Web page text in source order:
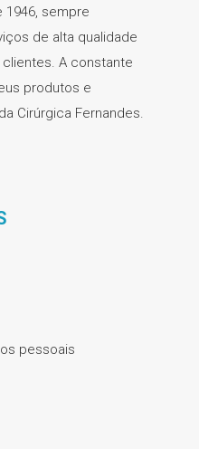
sempre
de alta qualidade
A constante
produtos e
Cirúrgica Fernandes.
pessoais